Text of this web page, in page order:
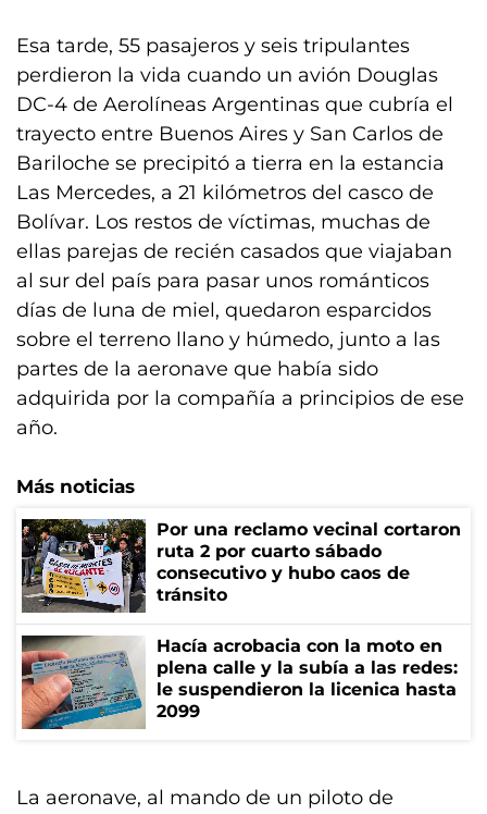
Esa tarde, 55 pasajeros y seis tripulantes
perdieron la vida cuando un avión Douglas
DC-4 de Aerolíneas Argentinas que cubría el
trayecto entre Buenos Aires y San Carlos de
Bariloche se precipitó a tierra en la estancia
Las Mercedes, a 21 kilómetros del casco de
Bolívar. Los restos de víctimas, muchas de
ellas parejas de recién casados que viajaban
al sur del país para pasar unos románticos
días de luna de miel, quedaron esparcidos
sobre el terreno llano y húmedo, junto a las
partes de la aeronave que había sido
adquirida por la compañía a principios de ese
año.
Más noticias
Por una reclamo vecinal cortaron
ruta 2 por cuarto sábado
consecutivo y hubo caos de
tránsito
Hacía acrobacia con la moto en
plena calle y la subía a las redes:
le suspendieron la licenica hasta
2099
La aeronave, al mando de un piloto de